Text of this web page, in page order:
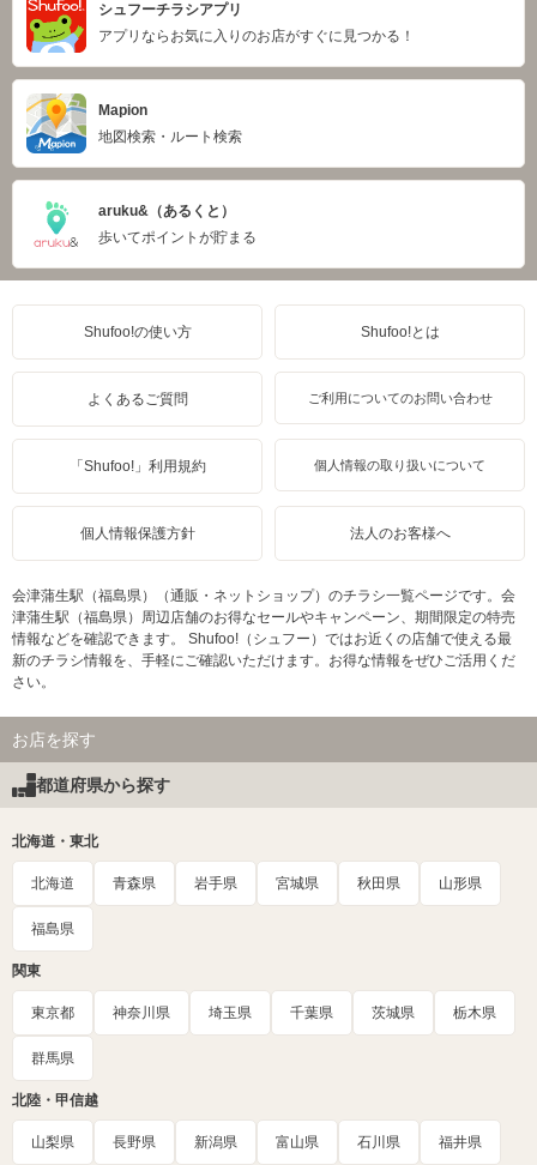
シュフーチラシアプリ
アプリならお気に入りのお店がすぐに見つかる！
Mapion
地図検索・ルート検索
aruku&（あるくと）
歩いてポイントが貯まる
Shufoo!の使い方 Shufoo!とは
よくあるご質問 ご利用についてのお問い合わせ
「Shufoo!」利用規約 個人情報の取り扱いについて
個人情報保護方針 法人のお客様へ
会津蒲生駅（福島県）（通販・ネットショップ）のチラシ一覧ページです。会
津蒲生駅（福島県）周辺店舗のお得なセールやキャンペーン、期間限定の特売
情報などを確認できます。 Shufoo!（シュフー）ではお近くの店舗で使える最
新のチラシ情報を、手軽にご確認いただけます。お得な情報をぜひご活用くだ
さい。
お店を探す
都道府県から探す
北海道・東北
北海道 青森県 岩手県 宮城県 秋田県 山形県
福島県
関東
東京都 神奈川県 埼玉県 千葉県 茨城県 栃木県
群馬県
北陸・甲信越
山梨県 長野県 新潟県 富山県 石川県 福井県